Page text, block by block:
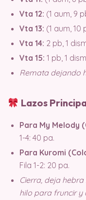
Vta 12: (1 aum, 9
Vta 13: (1 aum, 10
Vta 14: 2 pb, 1
Vta 15: 1 pb, 1
Remata dejando
Lazos
Para My Melody
1-4: 40 pa.
Para Kuromi
Fila 1-2: 20 pa.
Cierra, deja
hilo para fruncir y